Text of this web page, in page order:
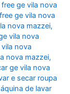
ge vila nova
ge vila nova
nova mazzei,
vila nova
nova
nova mazzei,
ge vila nova
e secar roupa
de lavar